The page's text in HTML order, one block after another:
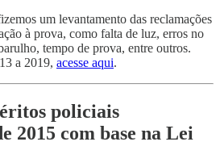
um levantamento das reclamações
à prova, como falta de luz, erros no
tempo de prova, entre outros.
a 2019, acesse aqui.
policiais
2015 com base na Lei